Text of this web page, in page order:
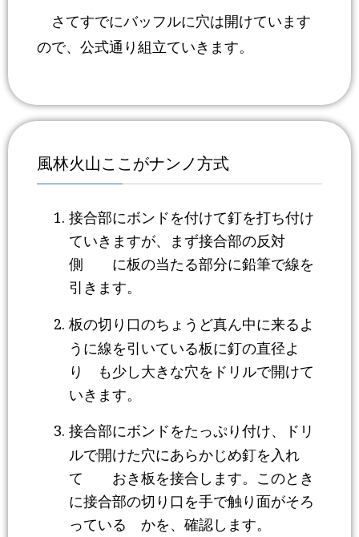
さてすでにバッフルに穴は開けています
ので、公式通り組立ていきます。
風林火山ここがナンノ方式
接合部にボンドを付けて釘を打ち付け
ていきますが、まず接合部の反対
側 に板の当たる部分に鉛筆で線を
引きます。
板の切り口のちょうど真ん中に来るよ
うに線を引いている板に釘の直径よ
り も少し大きな穴をドリルで開けて
いきます。
接合部にボンドをたっぷり付け、ドリ
ルで開けた穴にあらかじめ釘を入れ
て おき板を接合します。このとき
に接合部の切り口を手で触り面がそろ
っている かを、確認します。